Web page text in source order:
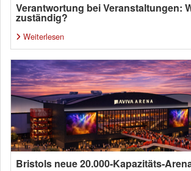
Verantwortung bei Veranstaltungen:
zuständig?
Weiterlesen
Bristols neue 20.000-Kapazitäts-